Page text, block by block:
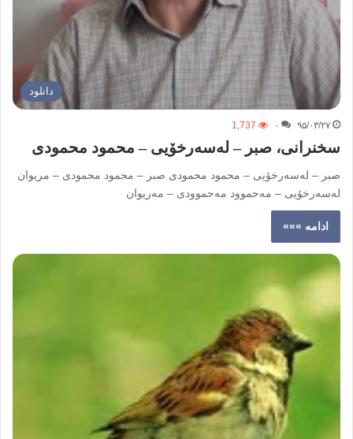
دانلود
۹۵/۰۳/۲۷ ۰ 1,737
سخنرانی، صبر – لەسەرخۆیی – محمود محمودی
صبر – لەسەرخۆیی – محمود محمودی صبر – محمود محمودی – مریوان
لەسەرخۆیی – مەحموود مەحموودی – مەریوان
ادامه »»»